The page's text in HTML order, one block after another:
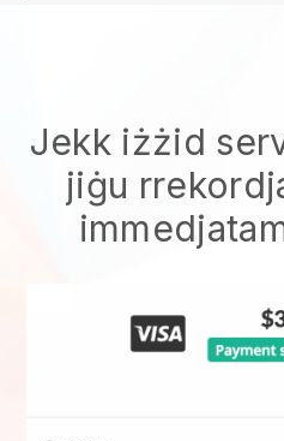
Jekk iżżid
jiġu